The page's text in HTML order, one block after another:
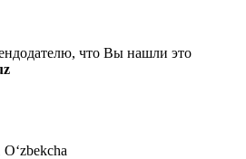
что Вы нашли это